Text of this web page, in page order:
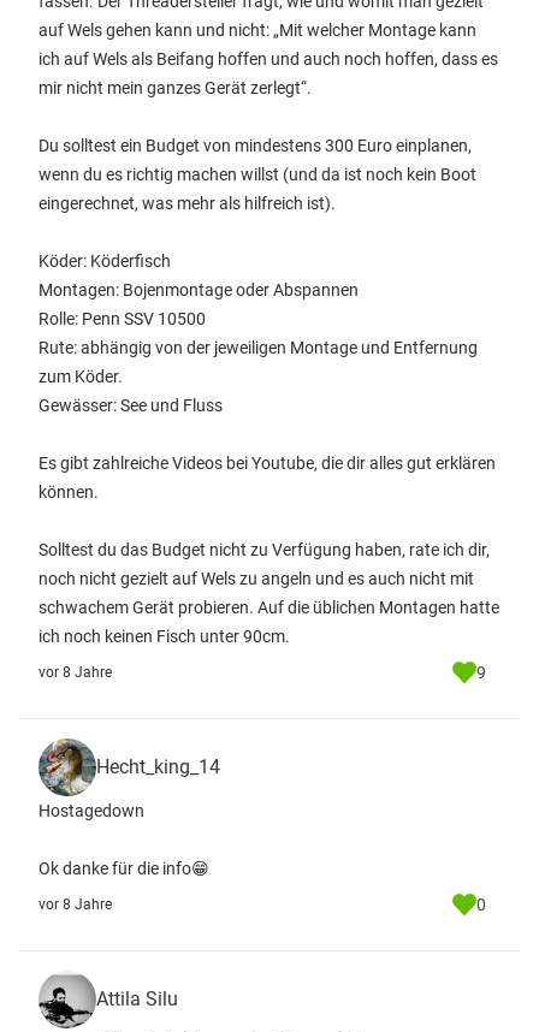
auf Wels gehen kann und nicht: „Mit welcher Montage kann
ich auf Wels als Beifang hoffen und auch noch hoffen, dass es
mir nicht mein ganzes Gerät zerlegt“.
Du solltest ein Budget von mindestens 300 Euro einplanen,
wenn du es richtig machen willst (und da ist noch kein Boot
eingerechnet, was mehr als hilfreich ist).
Köder: Köderfisch
Montagen: Bojenmontage oder Abspannen
Rolle: Penn SSV 10500
Rute: abhängig von der jeweiligen Montage und Entfernung
zum Köder.
Gewässer: See und Fluss
Es gibt zahlreiche Videos bei Youtube, die dir alles gut erklären
können.
Solltest du das Budget nicht zu Verfügung haben, rate ich dir,
noch nicht gezielt auf Wels zu angeln und es auch nicht mit
schwachem Gerät probieren. Auf die üblichen Montagen hatte
ich noch keinen Fisch unter 90cm.
vor 8 Jahre 9
Hecht_king_14
Hostagedown
Ok danke für die info😁
vor 8 Jahre 0
Attila Silu